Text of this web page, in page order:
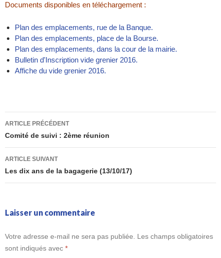
Documents disponibles en téléchargement :
Plan des emplacements, rue de la Banque.
Plan des emplacements, place de la Bourse.
Plan des emplacements, dans la cour de la mairie.
Bulletin d'Inscription vide grenier 2016.
Affiche du vide grenier 2016.
des
articles
ARTICLE PRÉCÉDENT
Comité de suivi : 2ème réunion
ARTICLE SUIVANT
Les dix ans de la bagagerie (13/10/17)
Laisser un commentaire
Votre adresse e-mail ne sera pas publiée. Les champs obligatoires
sont indiqués avec *